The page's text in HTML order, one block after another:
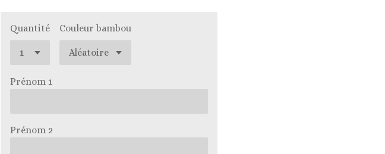
Quantité Couleur bambou
Prénom 1
Prénom 2